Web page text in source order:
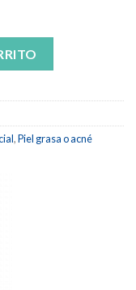
,Piel grasa o acné